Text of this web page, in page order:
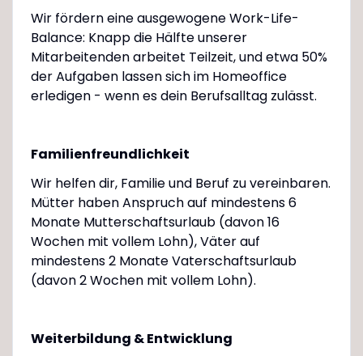
Wir fördern eine ausgewogene Work-Life-
Balance: Knapp die Hälfte unserer
Mitarbeitenden arbeitet Teilzeit, und etwa 50%
der Aufgaben lassen sich im Homeoffice
erledigen - wenn es dein Berufsalltag zulässt.
Familienfreundlichkeit
Wir helfen dir, Familie und Beruf zu vereinbaren.
Mütter haben Anspruch auf mindestens 6
Monate Mutterschaftsurlaub (davon 16
Wochen mit vollem Lohn), Väter auf
mindestens 2 Monate Vaterschaftsurlaub
(davon 2 Wochen mit vollem Lohn).
Weiterbildung & Entwicklung